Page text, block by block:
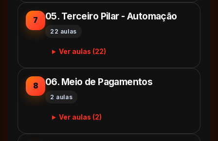
7 05. Terceiro Pilar - Automação
22 aulas
Ver aulas (22)
8 06. Meio de Pagamentos
2 aulas
Ver aulas (2)